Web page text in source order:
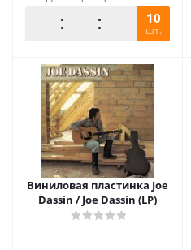
10
шт.
Виниловая пластинка Joe
Dassin / Joe Dassin (LP)